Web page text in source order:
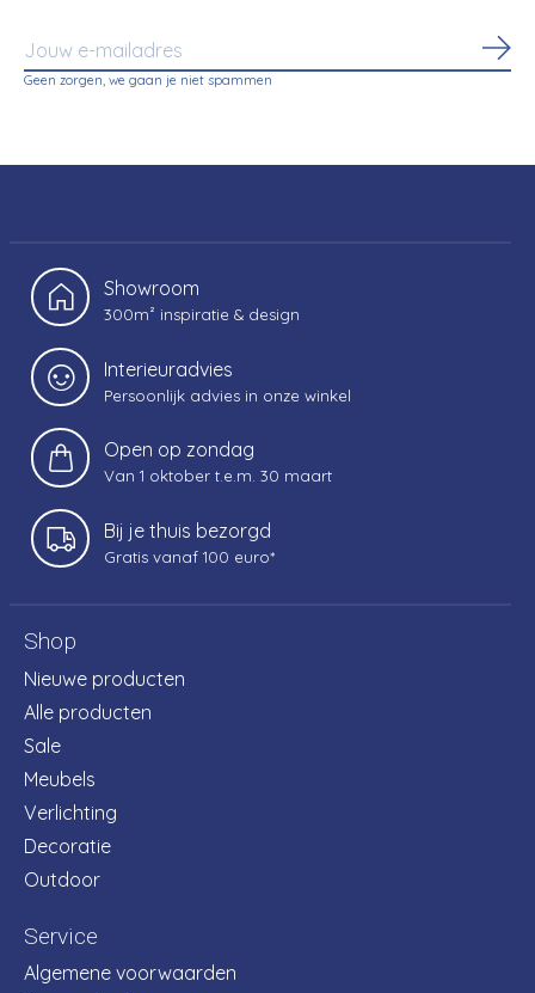
Geen zorgen, we gaan je niet spammen
Showroom
300m² inspiratie & design
Interieuradvies
Persoonlijk advies in onze winkel
Open op zondag
Van 1 oktober t.e.m. 30 maart
Bij je thuis bezorgd
Gratis vanaf 100 euro*
Shop
Nieuwe producten
Alle producten
Sale
Meubels
Verlichting
Decoratie
Outdoor
Service
Algemene voorwaarden